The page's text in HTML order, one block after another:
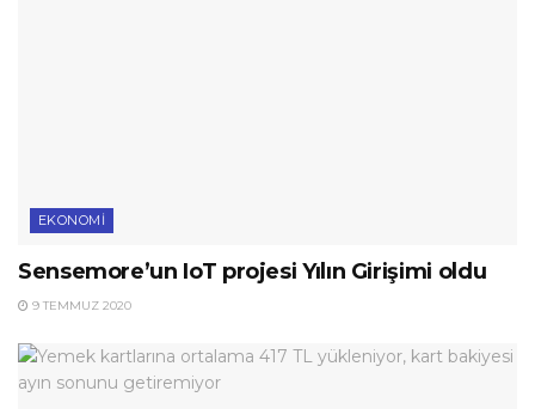
EKONOMI
Sensemore’un IoT projesi Yılın Girişimi oldu
9 TEMMUZ 2020